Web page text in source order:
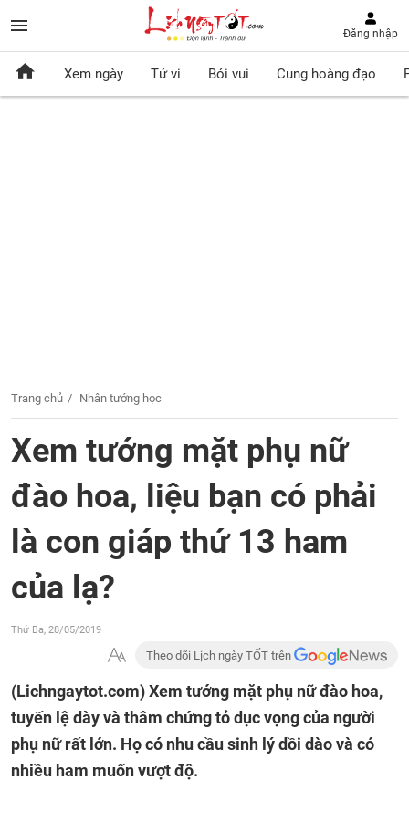
Đăng nhập
Xem ngày Tử vi Bói vui Cung hoàng đạo
Trang chủ Nhân tướng học
Xem tướng mặt phụ nữ
đào hoa, liệu bạn có phải
là con giáp thứ 13 ham
của lạ?
Thứ Ba, 28/05/2019
Theo dõi Lịch ngày TỐT trên
(Lichngaytot.com)Xem tướng mặt phụ nữ đào hoa,
tuyến lệ dày và thâm chứng tỏ dục vọng của người
phụ nữ rất lớn. Họ có nhu cầu sinh lý dồi dào và có
nhiều ham muốn vượt độ.